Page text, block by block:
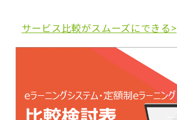
サービス比較がスムーズにできる>